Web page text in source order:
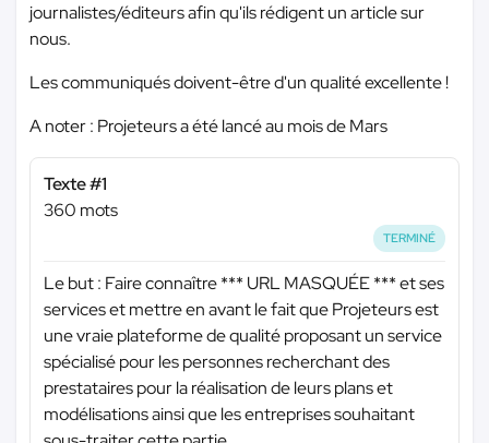
journalistes/éditeurs afin qu'ils rédigent un article sur
nous.
Les communiqués doivent-être d'un qualité excellente !
A noter : Projeteurs a été lancé au mois de Mars
Texte #1
360 mots
TERMINÉ
Le but : Faire connaître*** URL MASQUÉE ***et ses
services et mettre en avant le fait que Projeteurs est
une vraie plateforme de qualité proposant un service
spécialisé pour les personnes recherchant des
prestataires pour la réalisation de leurs plans et
modélisations ainsi que les entreprises souhaitant